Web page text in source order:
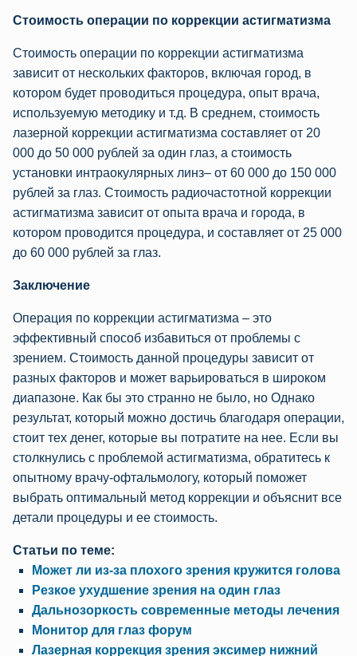
Стоимость операции по коррекции астигматизма
Стоимость операции по коррекции астигматизма
зависит от нескольких факторов, включая город, в
котором будет проводиться процедура, опыт врача,
используемую методику и т.д. В среднем, стоимость
лазерной коррекции астигматизма составляет от 20
000 до 50 000 рублей за один глаз, а стоимость
установки интраокулярных линз– от 60 000 до 150 000
рублей за глаз. Стоимость радиочастотной коррекции
астигматизма зависит от опыта врача и города, в
котором проводится процедура, и составляет от 25 000
до 60 000 рублей за глаз.
Заключение
Операция по коррекции астигматизма – это
эффективный способ избавиться от проблемы с
зрением. Стоимость данной процедуры зависит от
разных факторов и может варьироваться в широком
диапазоне. Как бы это странно не было, но Однако
результат, который можно достичь благодаря операции,
стоит тех денег, которые вы потратите на нее. Если вы
столкнулись с проблемой астигматизма, обратитесь к
опытному врачу-офтальмологу, который поможет
выбрать оптимальный метод коррекции и объяснит все
детали процедуры и ее стоимость.
Статьи по теме:
Может ли из-за плохого зрения кружится голова
Резкое ухудшение зрения на один глаз
Дальнозоркость современные методы лечения
Монитор для глаз форум
Лазерная коррекция зрения эксимер нижний